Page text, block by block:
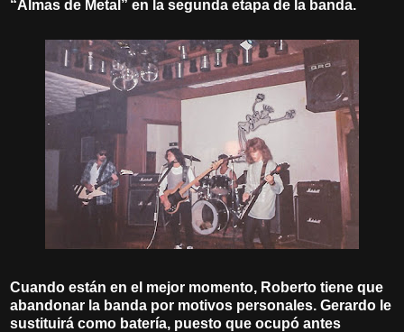
“Almas de Metal” en la segunda etapa de la banda.
Cuando están en el mejor momento, Roberto tiene que
abandonar la banda por motivos personales. Gerardo le
sustituirá como batería, puesto que ocupó antes